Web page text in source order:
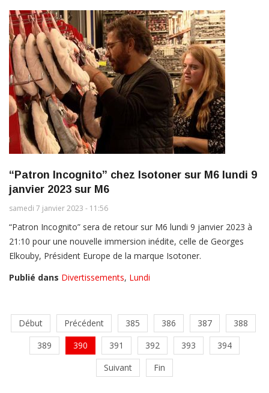
“Patron Incognito” chez Isotoner sur M6 lundi 9
janvier 2023 sur M6
samedi 7 janvier 2023 - 11:56
“Patron Incognito” sera de retour sur M6 lundi 9 janvier 2023 à
21:10 pour une nouvelle immersion inédite, celle de Georges
Elkouby, Président Europe de la marque Isotoner.
Publié dans Divertissements, Lundi
Début Précédent 385 386 387
388
389
390 391 392 393
394
Suivant
Fin